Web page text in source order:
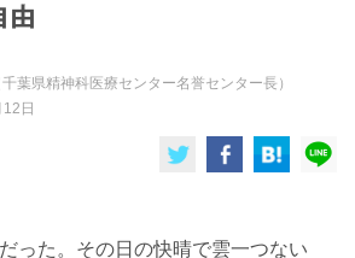
由
葉県精神科医療センター名誉センター長）
日
った。その日の快晴で雲一つない